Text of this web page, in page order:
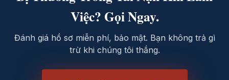
Việc? Gọi Ngay.
Đánh giá hồ sơ miễn phí, bảo mật. Bạn không trả gì
trừ khi chúng tôi thắng.